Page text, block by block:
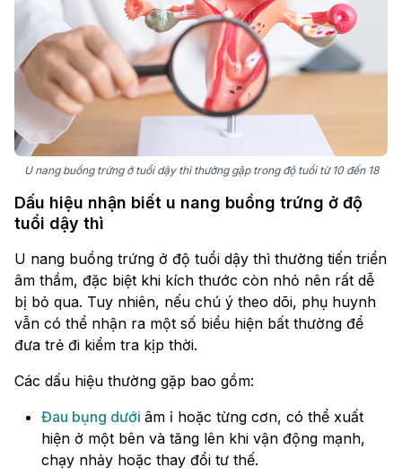
U nang buồng trứng ở tuổi dậy thì thường gặp trong độ tuổi từ 10 đến 18
Dấu hiệu nhận biết u nang buồng trứng ở độ
tuổi dậy thì
U nang buồng trứng ở độ tuổi dậy thì thường tiến triển
âm thầm, đặc biệt khi kích thước còn nhỏ nên rất dễ
bị bỏ qua. Tuy nhiên, nếu chú ý theo dõi, phụ huynh
vẫn có thể nhận ra một số biểu hiện bất thường để
đưa trẻ đi kiểm tra kịp thời.
Các dấu hiệu thường gặp bao gồm:
Đau bụng dưới âm ỉ hoặc từng cơn, có thể xuất
hiện ở một bên và tăng lên khi vận động mạnh,
chạy nhảy hoặc thay đổi tư thế.